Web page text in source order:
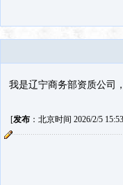
我是辽宁商务部资质公司
[发布：北京时间 2026/2/5